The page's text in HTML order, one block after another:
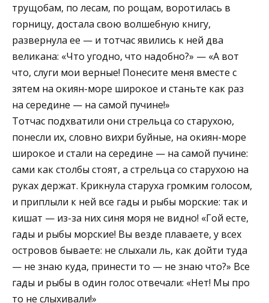
трущобам, по лесам, по рощам, воротилась в
горницу, достала свою волшебную книгу,
развернула ее — и тотчас явились к ней два
великана: «Что угодно, что надобно?» — «А вот
что, слуги мои верные! Понесите меня вместе с
зятем на окиян-море широкое и станьте как раз
на середине — на самой пучине!»
Тотчас подхватили они стрельца со старухою,
понесли их, словно вихри буйные, на окиян-море
широкое и стали на середине — на самой пучине:
сами как столбы стоят, а стрельца со старухою на
руках держат. Крикнула старуха громким голосом,
и приплыли к ней все гады и рыбы морские: так и
кишат — из-за них синя моря не видно! «Гой есте,
гады и рыбы морские! Вы везде плаваете, у всех
островов бываете: не слыхали ль, как дойти туда
— не знаю куда, принести то — не знаю что?» Все
гады и рыбы в один голос отвечали: «Нет! Мы про
то не слыхивали!»